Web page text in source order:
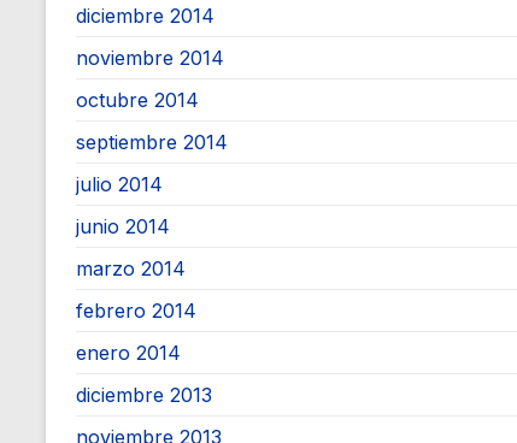
diciembre 2014
noviembre 2014
octubre 2014
septiembre 2014
julio 2014
junio 2014
marzo 2014
febrero 2014
enero 2014
diciembre 2013
noviembre 2013